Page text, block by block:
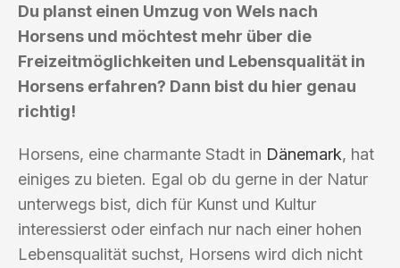
Du planst einen Umzug von Wels nach
Horsens und möchtest mehr über die
Freizeitmöglichkeiten und Lebensqualität in
Horsens erfahren? Dann bist du hier genau
richtig!
Horsens, eine charmante Stadt in Dänemark, hat
einiges zu bieten. Egal ob du gerne in der Natur
unterwegs bist, dich für Kunst und Kultur
interessierst oder einfach nur nach einer hohen
Lebensqualität suchst, Horsens wird dich nicht